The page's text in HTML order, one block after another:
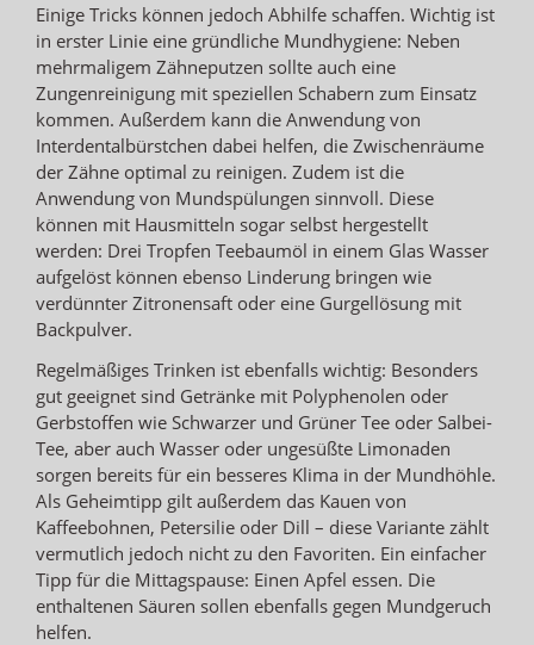
Einige Tricks können jedoch Abhilfe schaffen. Wichtig ist
in erster Linie eine gründliche Mundhygiene: Neben
mehrmaligem Zähneputzen sollte auch eine
Zungenreinigung mit speziellen Schabern zum Einsatz
kommen. Außerdem kann die Anwendung von
Interdentalbürstchen dabei helfen, die Zwischenräume
der Zähne optimal zu reinigen. Zudem ist die
Anwendung von Mundspülungen sinnvoll. Diese
können mit Hausmitteln sogar selbst hergestellt
werden: Drei Tropfen Teebaumöl in einem Glas Wasser
aufgelöst können ebenso Linderung bringen wie
verdünnter Zitronensaft oder eine Gurgellösung mit
Backpulver.
Regelmäßiges Trinken ist ebenfalls wichtig: Besonders
gut geeignet sind Getränke mit Polyphenolen oder
Gerbstoffen wie Schwarzer und Grüner Tee oder Salbei-
Tee, aber auch Wasser oder ungesüßte Limonaden
sorgen bereits für ein besseres Klima in der Mundhöhle.
Als Geheimtipp gilt außerdem das Kauen von
Kaffeebohnen, Petersilie oder Dill – diese Variante zählt
vermutlich jedoch nicht zu den Favoriten. Ein einfacher
Tipp für die Mittagspause: Einen Apfel essen. Die
enthaltenen Säuren sollen ebenfalls gegen Mundgeruch
helfen.